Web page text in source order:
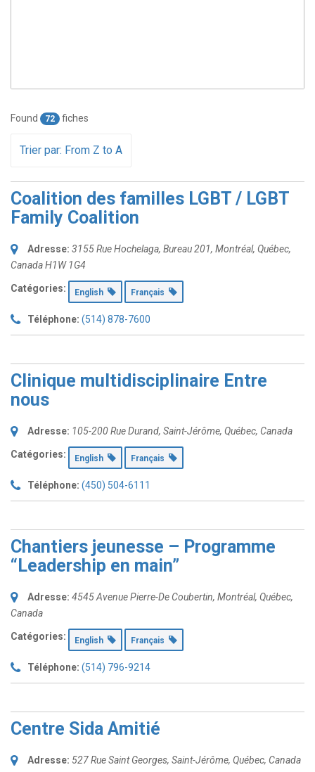
Found 72 fiches
Trier par: From Z to A
Coalition des familles LGBT / LGBT
Family Coalition
Adresse: 3155 Rue Hochelaga, Bureau 201, Montréal, Québec,
CanadaH1W 1G4
Catégories: English Français
Téléphone: (514) 878-7600
Clinique multidisciplinaire Entre
nous
Adresse: 105-200 Rue Durand, Saint-Jérôme, Québec, Canada
Catégories: English Français
Téléphone: (450) 504-6111
Chantiers jeunesse – Programme
“Leadership en main”
Adresse: 4545 Avenue Pierre-De Coubertin, Montréal, Québec,
Canada
Catégories: English Français
Téléphone: (514) 796-9214
Centre Sida Amitié
Adresse: 527 Rue Saint Georges, Saint-Jérôme, Québec, Canada